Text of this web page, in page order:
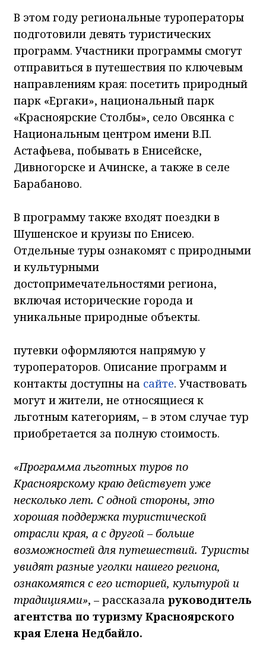
В этом году региональные туроператоры
подготовили девять туристических
программ. Участники программы смогут
отправиться в путешествия по ключевым
направлениям края: посетить природный
парк «Ергаки», национальный парк
«Красноярские Столбы», село Овсянка с
Национальным центром имени В.П.
Астафьева, побывать в Енисейске,
Дивногорске и Ачинске, а также в селе
Барабаново.
В программу также входят поездки в
Шушенское и круизы по Енисею.
Отдельные туры ознакомят с природными
и культурными
достопримечательностями региона,
включая исторические города и
уникальные природные объекты.
путевки оформляются напрямую у
туроператоров. Описание программ и
контакты доступны на сайте. Участвовать
могут и жители, не относящиеся к
льготным категориям, – в этом случае тур
приобретается за полную стоимость.
«Программа льготных туров по
Красноярскому краю действует уже
несколько лет. С одной стороны, это
хорошая поддержка туристической
отрасли края, а с другой – больше
возможностей для путешествий. Туристы
увидят разные уголки нашего региона,
ознакомятся с его историей, культурой и
традициями», – рассказала руководитель
агентства по туризму Красноярского
края Елена Недбайло.